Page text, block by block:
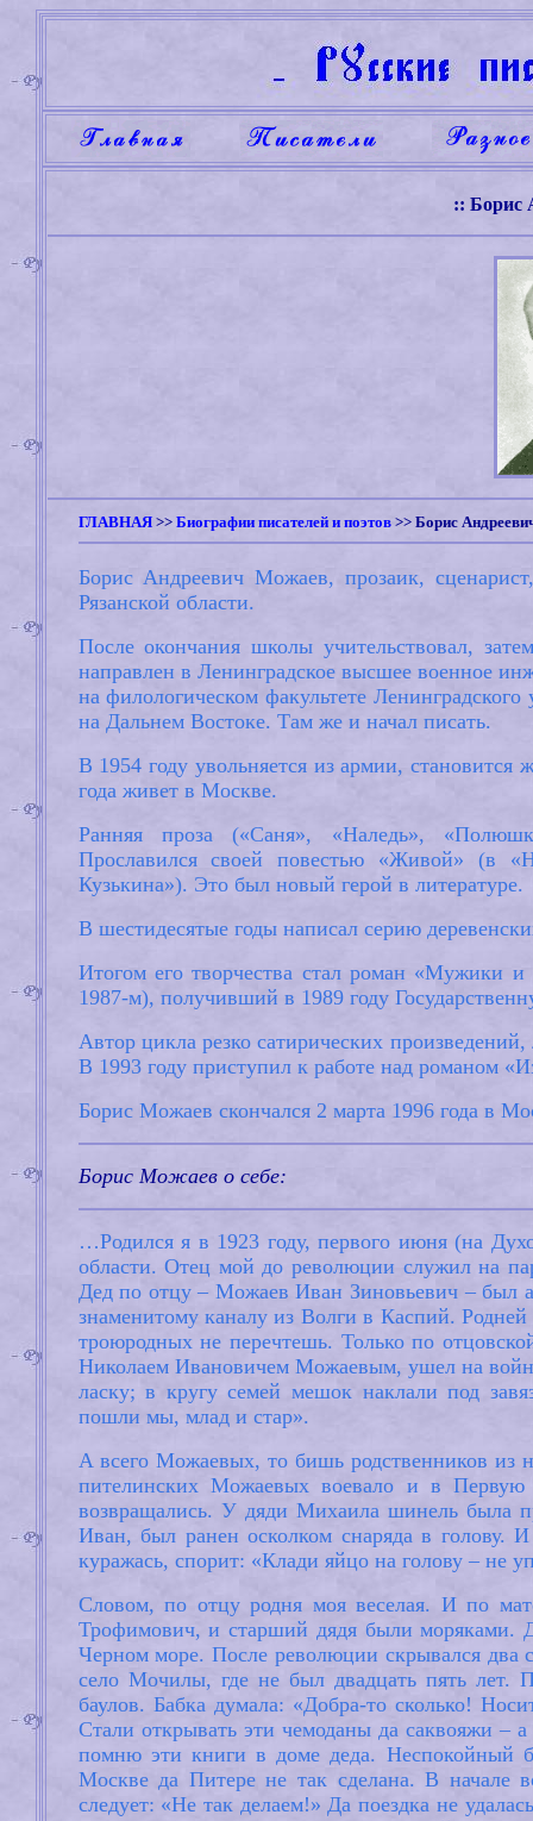
:: Борис
ГЛАВНАЯ >> Биографии писателей и поэтов >> Борис
Борис Андреевич Можаев, прозаик,
Рязанской области.
После окончания школы учительствовал,
направлен в Ленинградское высшее военное
на филологическом факультете
на Дальнем Востоке. Там же и начал писать.
В 1954 году увольняется из армии,
года живет в Москве.
Ранняя проза («Саня», «Наледь»,
Прославился своей повестью «Живой» (в
Кузькина»). Это был новый герой в литературе.
В шестидесятые годы написал серию
Итогом его творчества стал роман «Мужики
1987-м), получивший в 1989 году
Автор цикла резко сатирических
В 1993 году приступил к работе над романом
Борис Можаев скончался 2 марта 1996 года в
Борис Можаев о себе:
…Родился я в 1923 году, первого июня (на
области. Отец мой до революции служил на
Дед по отцу – Можаев Иван Зиновьевич – был
знаменитому каналу из Волги в Каспий.
троюродных не перечтешь. Только по
Николаем Ивановичем Можаевым, ушел на
ласку; в кругу семей мешок наклали под
пошли мы, млад и стар».
А всего Можаевых, то бишь родственников из
пителинских Можаевых воевало и в
возвращались. У дяди Михаила шинель была
Иван, был ранен осколком снаряда в голову.
куражась, спорит: «Клади яйцо на голову – не
Словом, по отцу родня моя веселая. И по
Трофимович, и старший дядя были моряками.
Черном море. После революции скрывался два
село Мочилы, где не был двадцать пять лет.
баулов. Бабка думала: «Добра-то сколько!
Стали открывать эти чемоданы да саквояжи –
помню эти книги в доме деда.
Москве да Питере не так сделана. В начале
следует: «Не так делаем!» Да поездка не